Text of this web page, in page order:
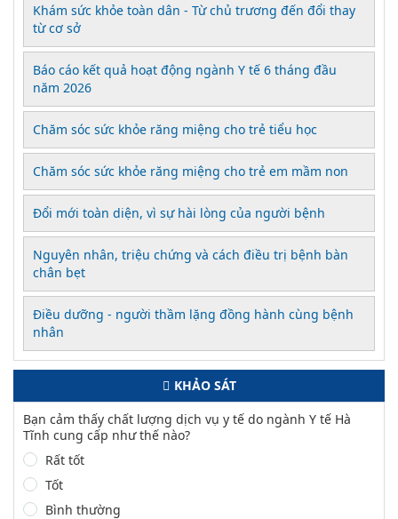
Khám sức khỏe toàn dân - Từ chủ trương đến đổi thay
từ cơ sở
Báo cáo kết quả hoạt động ngành Y tế 6 tháng đầu
năm 2026
Chăm sóc sức khỏe răng miệng cho trẻ tiểu học
Chăm sóc sức khỏe răng miệng cho trẻ em mầm non
Đổi mới toàn diện, vì sự hài lòng của người bệnh
Nguyên nhân, triệu chứng và cách điều trị bệnh bàn
chân bẹt
Điều dưỡng - người thầm lặng đồng hành cùng bệnh
nhân
KHẢO SÁT
Bạn cảm thấy chất lượng dịch vụ y tế do ngành Y tế Hà
Tĩnh cung cấp như thế nào?
Rất tốt
Tốt
Bình thường